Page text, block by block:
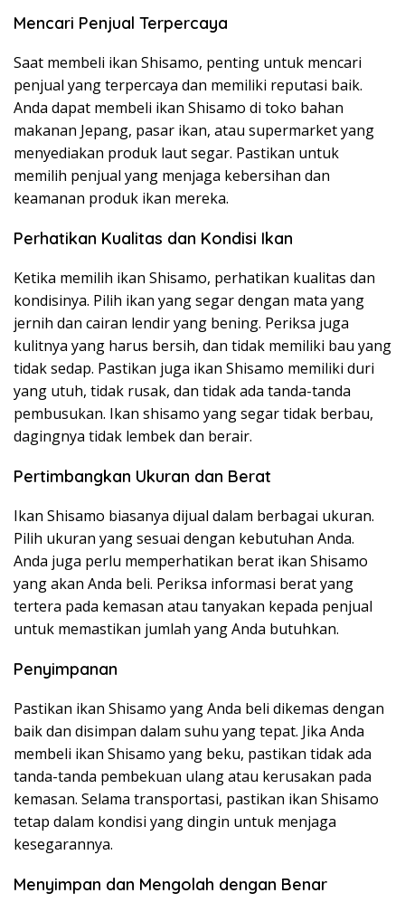
Mencari Penjual Terpercaya
Saat membeli ikan Shisamo, penting untuk mencari
penjual yang terpercaya dan memiliki reputasi baik.
Anda dapat membeli ikan Shisamo di toko bahan
makanan Jepang, pasar ikan, atau supermarket yang
menyediakan produk laut segar. Pastikan untuk
memilih penjual yang menjaga kebersihan dan
keamanan produk ikan mereka.
Perhatikan Kualitas dan Kondisi Ikan
Ketika memilih ikan Shisamo, perhatikan kualitas dan
kondisinya. Pilih ikan yang segar dengan mata yang
jernih dan cairan lendir yang bening. Periksa juga
kulitnya yang harus bersih, dan tidak memiliki bau yang
tidak sedap. Pastikan juga ikan Shisamo memiliki duri
yang utuh, tidak rusak, dan tidak ada tanda-tanda
pembusukan. Ikan shisamo yang segar tidak berbau,
dagingnya tidak lembek dan berair.
Pertimbangkan Ukuran dan Berat
Ikan Shisamo biasanya dijual dalam berbagai ukuran.
Pilih ukuran yang sesuai dengan kebutuhan Anda.
Anda juga perlu memperhatikan berat ikan Shisamo
yang akan Anda beli. Periksa informasi berat yang
tertera pada kemasan atau tanyakan kepada penjual
untuk memastikan jumlah yang Anda butuhkan.
Penyimpanan
Pastikan ikan Shisamo yang Anda beli dikemas dengan
baik dan disimpan dalam suhu yang tepat. Jika Anda
membeli ikan Shisamo yang beku, pastikan tidak ada
tanda-tanda pembekuan ulang atau kerusakan pada
kemasan. Selama transportasi, pastikan ikan Shisamo
tetap dalam kondisi yang dingin untuk menjaga
kesegarannya.
Menyimpan dan Mengolah dengan Benar